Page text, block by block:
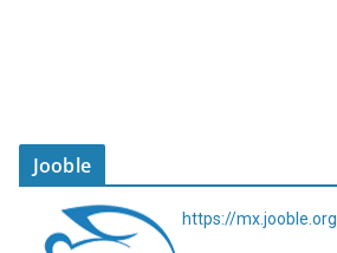
Jooble
https://mx.jooble.org